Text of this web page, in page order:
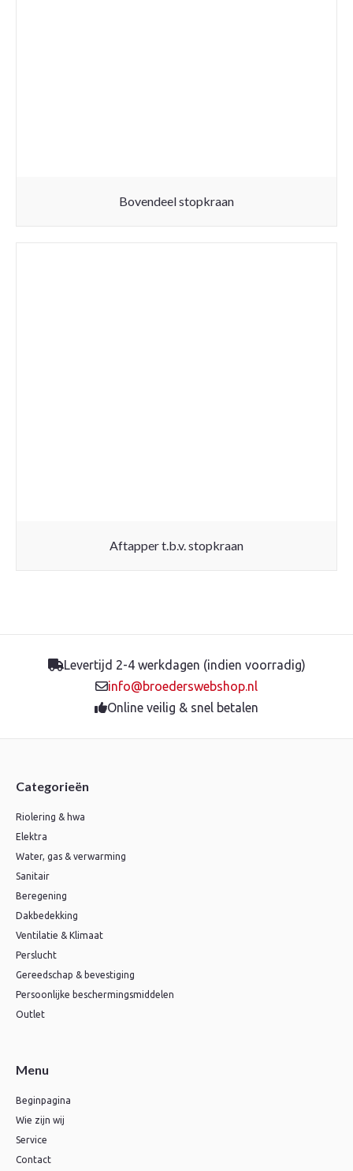
Bovendeel stopkraan
Aftapper t.b.v. stopkraan
Levertijd 2-4 werkdagen (indien voorradig)
info@broederswebshop.nl
Online veilig & snel betalen
Categorieën
Riolering & hwa
Elektra
Water, gas & verwarming
Sanitair
Beregening
Dakbedekking
Ventilatie & Klimaat
Perslucht
Gereedschap & bevestiging
Persoonlijke beschermingsmiddelen
Outlet
Menu
Beginpagina
Wie zijn wij
Service
Contact